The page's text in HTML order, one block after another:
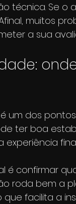
técnica. Se o
muitos
a sua
um dos
ter boa
experiência
é confirmar
roda bem a
que facilita a